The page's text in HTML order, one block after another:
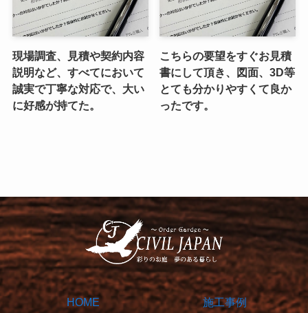
現場調査、見積や契約内容
説明など、すべてにおいて
誠実で丁寧な対応で、大い
に好感が持てた。
こちらの要望をすぐお見積
書にして頂き、図面、3D等
とても分かりやすくて良か
ったです。
HOME 施工事例